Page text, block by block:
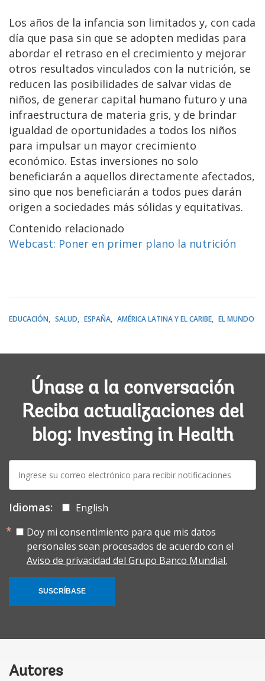
Los años de la infancia son limitados y, con cada
día que pasa sin que se adopten medidas para
abordar el retraso en el crecimiento y mejorar
otros resultados vinculados con la nutrición, se
reducen las posibilidades de salvar vidas de
niños, de generar capital humano futuro y una
infraestructura de materia gris, y de brindar
igualdad de oportunidades a todos los niños
para impulsar un mayor crecimiento
económico. Estas inversiones no solo
beneficiarán a aquellos directamente afectados,
sino que nos beneficiarán a todos pues darán
origen a sociedades más sólidas y equitativas.
Contenido relacionado
Webcast: Poner en primer plano la nutrición
EDUCACIÓN SALUD ESPAÑA AMÉRICA LATINA Y EL CARIBE EL MUNDO
Únase a la conversación
Reciba actualizaciones del
blog: Investing in Health
mail:
Idiomas:
English
Doy mi consentimiento para que mis datos
personales sean procesados de acuerdo con el
Aviso de privacidad del Grupo Banco Mundial.
SUSCRÍBASE
Autores